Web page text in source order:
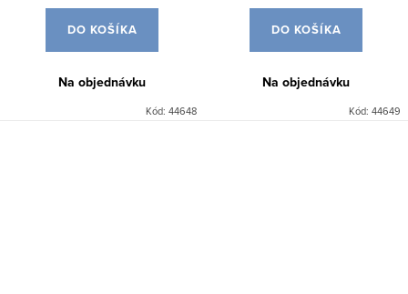
DO KOŠÍKA
Na objednávku
Kód: 44648
DO KOŠÍKA
Na objednávku
Kód: 44649